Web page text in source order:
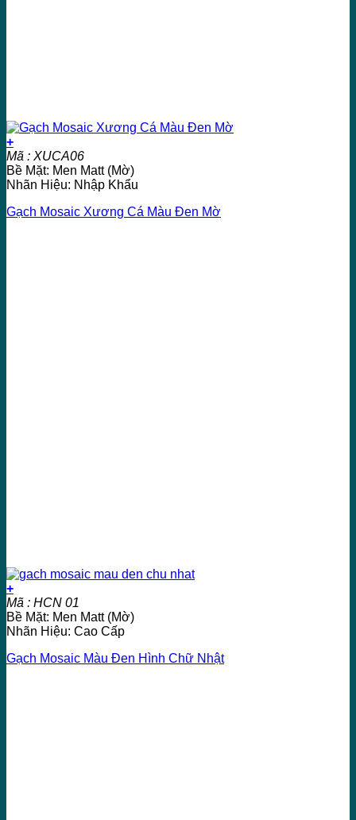
+
Mã : XUCA06
Bề Mặt: Men Matt (Mờ)
Nhãn Hiệu: Nhập Khẩu
Gạch Mosaic Xương Cá Màu Đen Mờ
+
Mã : HCN 01
Bề Mặt: Men Matt (Mờ)
Nhãn Hiệu: Cao Cấp
Gạch Mosaic Màu Đen Hình Chữ Nhật